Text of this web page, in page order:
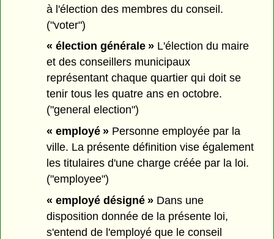
à l'élection des membres du conseil.
("voter")
« élection générale » L'élection du maire
et des conseillers municipaux
représentant chaque quartier qui doit se
tenir tous les quatre ans en octobre.
("general election")
« employé » Personne employée par la
ville. La présente définition vise également
les titulaires d'une charge créée par la loi.
("employee")
« employé désigné » Dans une
disposition donnée de la présente loi,
s'entend de l'employé que le conseil